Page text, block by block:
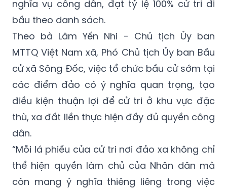
nghĩa vụ công dân, đạt tỷ lệ 100% cử tri đi
bầu theo danh sách.
Theo bà Lâm Yến Nhi - Chủ tịch Ủy ban
MTTQ Việt Nam xã, Phó Chủ tịch Ủy ban Bầu
cử xã Sông Đốc, việc tổ chức bầu cử sớm tại
các điểm đảo có ý nghĩa quan trọng, tạo
điều kiện thuận lợi để cử tri ở khu vực đặc
thù, xa đất liền thực hiện đầy đủ quyền công
dân.
“Mỗi lá phiếu của cử tri nơi đảo xa không chỉ
thể hiện quyền làm chủ của Nhân dân mà
còn mang ý nghĩa thiêng liêng trong việc